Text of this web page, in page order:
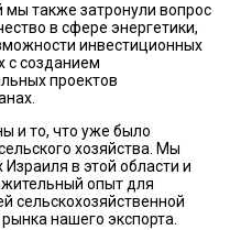
также затронули вопрос
в сфере энергетики,
инвестиционных
с созданием
проектов
и то, что уже было
хозяйства. Мы
в этой области и
опыт для
сельскохозяйственной
нашего экспорта.